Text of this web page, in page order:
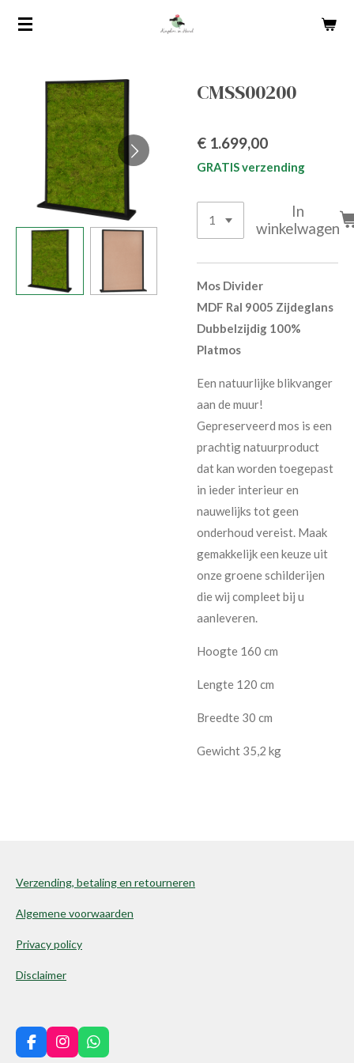
Ga
hoofdinhoud
CMSS00200
€ 1.699,00
GRATIS verzending
In
winkelwagen
Mos Divider
MDF Ral 9005 Zijdeglans
Dubbelzijdig 100%
Platmos
Een natuurlijke blikvanger
aan de muur!
Gepreserveerd mos is een
prachtig natuurproduct
dat kan worden toegepast
in ieder interieur en
nauwelijks tot geen
onderhoud vereist. Maak
gemakkelijk een keuze uit
onze groene schilderijen
die wij compleet bij u
aanleveren.
Hoogte 160 cm
Lengte 120 cm
Breedte 30 cm
Gewicht 35,2 kg
Verzending, betaling en retourneren
Algemene voorwaarden
Privacy policy
Disclaimer
F
I
W